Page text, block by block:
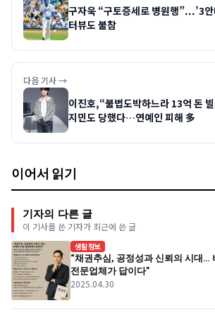
구자욱 “구토증세로 병원행”...’3
터뷰도 불참
다음 기사 →
이진호,“불법도박하느라 13억 돈
지민도 당했다…연예인 피해 多
이어서 읽기
기자의 다른 글
이 기사를 쓴 기자가 최근에 쓴 글
생활정보
“채권추심, 공정성과 신뢰의 시대…
전문업체가 답이다”
2025.04.30